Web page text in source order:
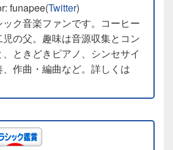
funapee(Twitter)
ク音楽ファンです。コーヒー
の父。趣味は音源収集とコン
ときどきピアノ、シンセサイ
作曲・編曲など。詳しくは